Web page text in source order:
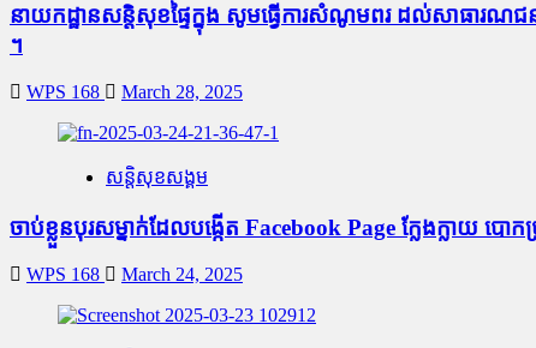
នាយកដ្ឋានសន្តិសុខផ្ទៃក្នុង សូមធ្វើការសំណូមពរ ដល់សាធារ
។
WPS 168 March 28, 2025
សន្តិសុខសង្គម
ចាប់ខ្លួនបុរសម្នាក់ដែលបង្កើត Facebook Page ក្លែងក្លាយ
WPS 168 March 24, 2025